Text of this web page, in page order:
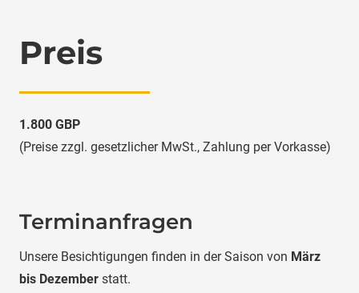
Preis
1.800 GBP
(Preise zzgl. gesetzlicher MwSt., Zahlung per Vorkasse)
Terminanfragen
Unsere Besichtigungen finden in der Saison von März
bis Dezember statt.